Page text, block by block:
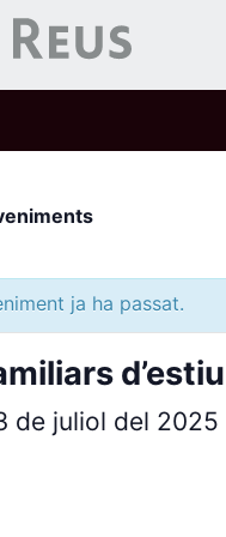
ja ha passat.
d’estiu
de juliol del 2025